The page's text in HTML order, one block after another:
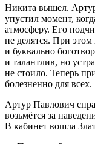
Никита вышел.
упустил момент,
атмосферу. Его
не делятся. При этом
и буквально
и талантлив, но
не стоило. Теперь
болезненно для всех.
Артур Павлович
возьмётся за
В кабинет вошла